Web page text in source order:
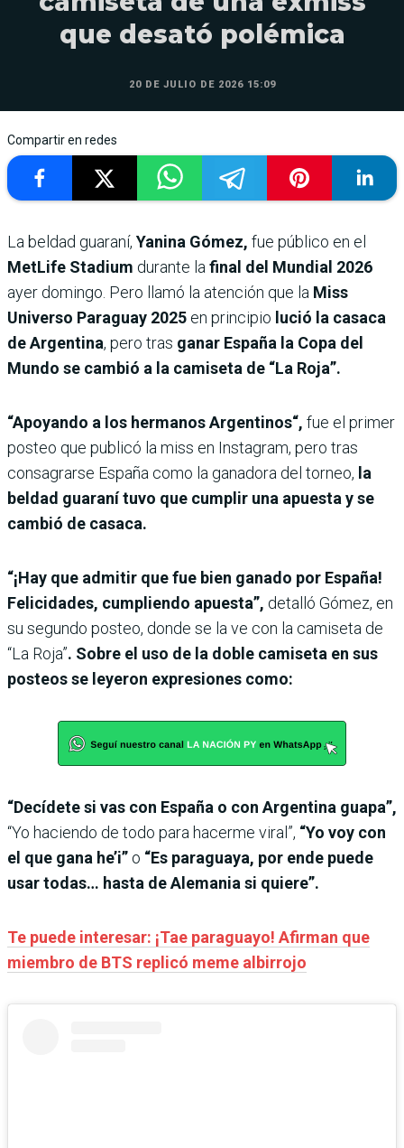
que desató polémica
20 DE JULIO DE 2026 15:09
Compartir en redes
La beldad guaraní, Yanina Gómez, fue público en el
MetLife Stadium durante la final del Mundial 2026
ayer domingo. Pero llamó la atención que la Miss
Universo Paraguay 2025 en principio lució la casaca
de Argentina, pero tras ganar España la Copa del
Mundo se cambió a la camiseta de “La Roja”.
“Apoyando a los hermanos Argentinos“, fue el primer
posteo que publicó la miss en Instagram, pero tras
consagrarse España como la ganadora del torneo, la
beldad guaraní tuvo que cumplir una apuesta y se
cambió de casaca.
“¡Hay que admitir que fue bien ganado por España!
Felicidades, cumpliendo apuesta”, detalló Gómez, en
su segundo posteo, donde se la ve con la camiseta de
“La Roja”. Sobre el uso de la doble camiseta en sus
posteos se leyeron expresiones como:
“Decídete si vas con España o con Argentina guapa”,
“Yo haciendo de todo para hacerme viral”, “Yo voy con
el que gana he’i” o “Es paraguaya, por ende puede
usar todas… hasta de Alemania si quiere”.
Te puede interesar: ¡Tae paraguayo! Afirman que
miembro de BTS replicó meme albirrojo